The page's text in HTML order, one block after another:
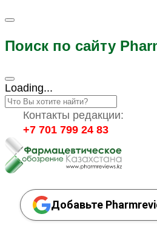
Поиск по сайту
Loading...
Контакты редакции:
+7 701 799 24 83
Добавьте